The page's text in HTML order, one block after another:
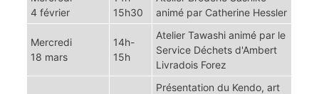
4 février
15h30
animé par Catherine Hessler
Mercredi
18 mars
14h-
15h
Atelier Tawashi animé par le
Service Déchetsd'Ambert
Livradois Forez
Présentation du Kendo, art